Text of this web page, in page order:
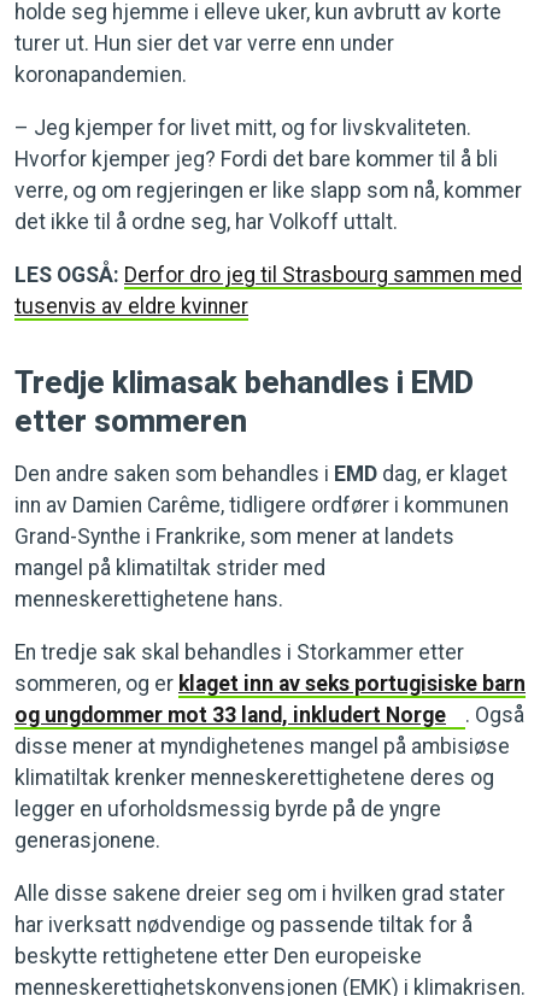
holde seg hjemme i elleve uker, kun avbrutt av korte
turer ut. Hun sier det var verre enn under
koronapandemien.
– Jeg kjemper for livet mitt, og for livskvaliteten.
Hvorfor kjemper jeg? Fordi det bare kommer til å bli
verre, og om regjeringen er like slapp som nå, kommer
det ikke til å ordne seg, har Volkoff uttalt.
LES OGSÅ: Derfor dro jeg til Strasbourg sammen med
tusenvis av eldre kvinner
Tredje klimasak behandles i EMD
etter sommeren
Den andre saken som behandles i EMD dag, er klaget
inn av Damien Carême, tidligere ordfører i kommunen
Grand-Synthe i Frankrike, som mener at landets
mangel på klimatiltak strider med
menneskerettighetene hans.
En tredje sak skal behandles i Storkammer etter
sommeren, og er klaget inn av seks portugisiske barn
og ungdommer mot 33 land, inkludert Norge
. Også
disse mener at myndighetenes mangel på ambisiøse
klimatiltak krenker menneskerettighetene deres og
legger en uforholdsmessig byrde på de yngre
generasjonene.
Alle disse sakene dreier seg om i hvilken grad stater
har iverksatt nødvendige og passende tiltak for å
beskytte rettighetene etter Den europeiske
menneskerettighetskonvensjonen (EMK) i klimakrisen.